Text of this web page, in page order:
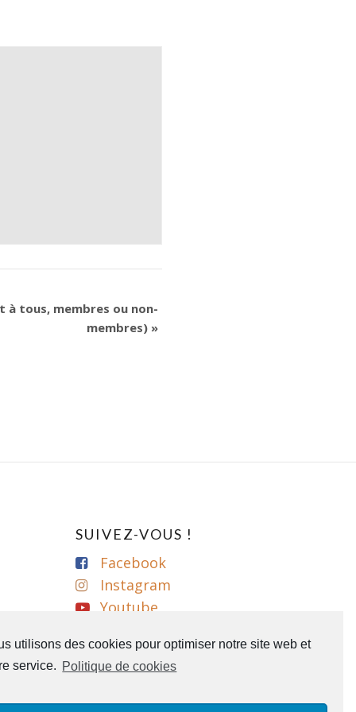
utilisons des cookies pour optimiser notre site web et
service. Politique de cookies
à tous, membres ou non-
membres) »
SUIVEZ-VOUS !
Facebook
Instagram
Youtube